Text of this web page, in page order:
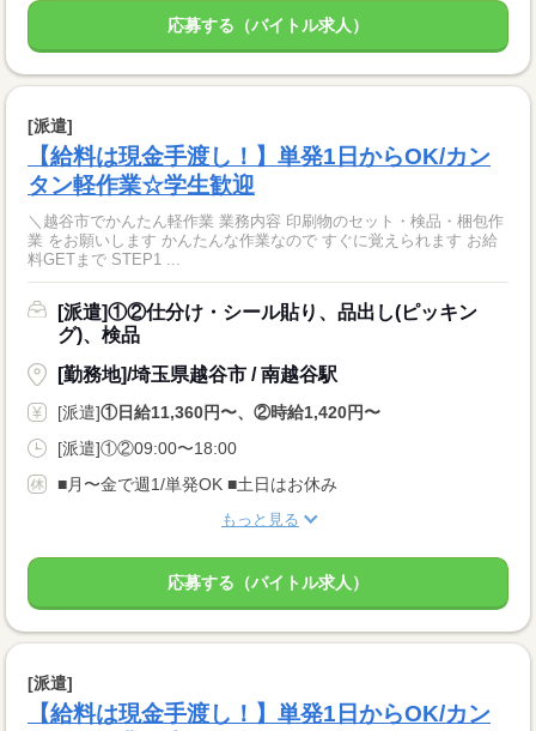
応募する（バイトル求人）
[派遣]
【給料は現金手渡し！】単発1日からOK/カン
タン軽作業☆学生歓迎
＼越谷市でかんたん軽作業 業務内容 印刷物のセット・検品・梱包作
業 をお願いします かんたんな作業なので すぐに覚えられます お給
料GETまで STEP1 ...
[派遣]①②仕分け・シール貼り、品出し(ピッキン
グ)、検品
[勤務地]/埼玉県越谷市 / 南越谷駅
[派遣]①日給11,360円〜、②時給1,420円〜
[派遣]①②09:00〜18:00
■月〜金で週1/単発OK ■土日はお休み
もっと見る
応募する（バイトル求人）
[派遣]
【給料は現金手渡し！】単発1日からOK/カン